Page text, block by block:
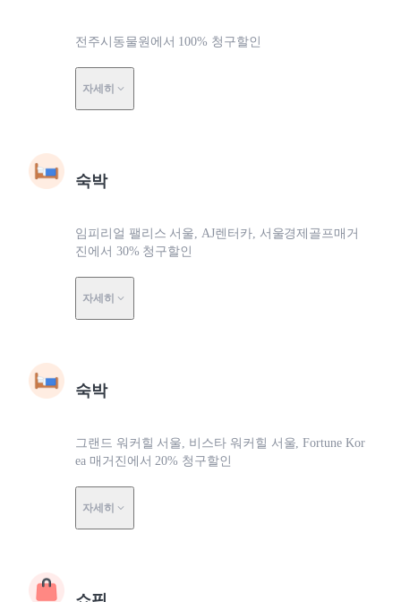
전주시동물원에서 100% 청구할인
자세히
숙박
임피리얼 팰리스 서울, AJ렌터카, 서울경제골프매거
진에서 30% 청구할인
자세히
숙박
그랜드 워커힐 서울, 비스타 워커힐 서울, Fortune Kor
ea 매거진에서 20% 청구할인
자세히